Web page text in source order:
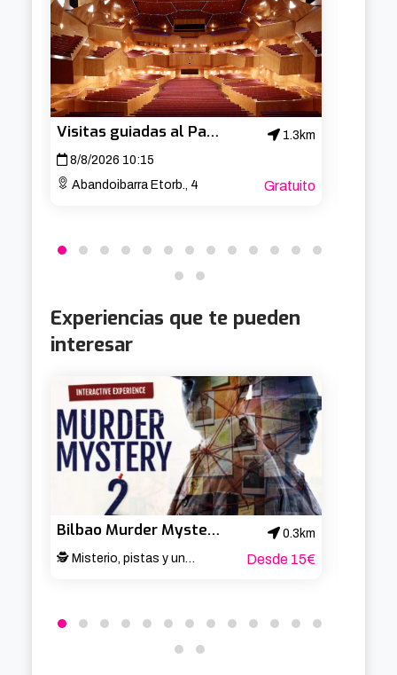
Visitas guiadas al Palacio Euskalduna
1.3km
8/8/2026 10:15
Abandoibarra Etorb., 4
Gratuito
Experiencias que te pueden
interesar
Bilbao Murder Mystery 2: Crime on Date Night!
0.3km
🕵️ Misterio, pistas y una cita muy turbia 🔎
Desde 15€